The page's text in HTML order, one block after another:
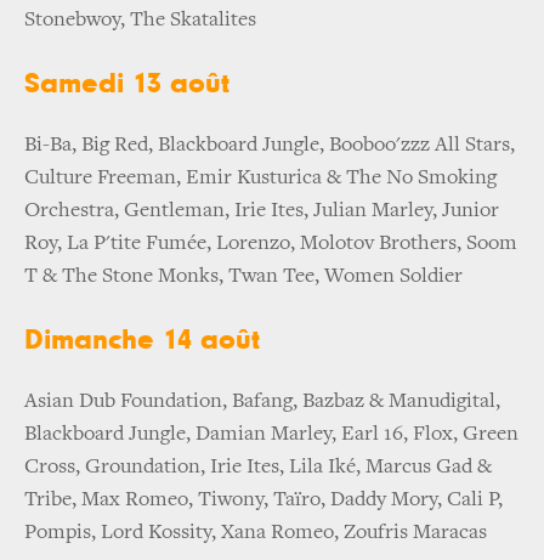
Stonebwoy, The Skatalites
Samedi 13 août
Bi-Ba, Big Red, Blackboard Jungle, Booboo'zzz All Stars,
Culture Freeman, Emir Kusturica & The No Smoking
Orchestra, Gentleman, Irie Ites, Julian Marley, Junior
Roy, La P'tite Fumée, Lorenzo, Molotov Brothers, Soom
T & The Stone Monks, Twan Tee, Women Soldier
Dimanche 14 août
Asian Dub Foundation, Bafang, Bazbaz & Manudigital,
Blackboard Jungle, Damian Marley, Earl 16, Flox, Green
Cross, Groundation, Irie Ites, Lila Iké, Marcus Gad &
Tribe, Max Romeo, Tiwony, Taïro, Daddy Mory, Cali P,
Pompis, Lord Kossity, Xana Romeo, Zoufris Maracas